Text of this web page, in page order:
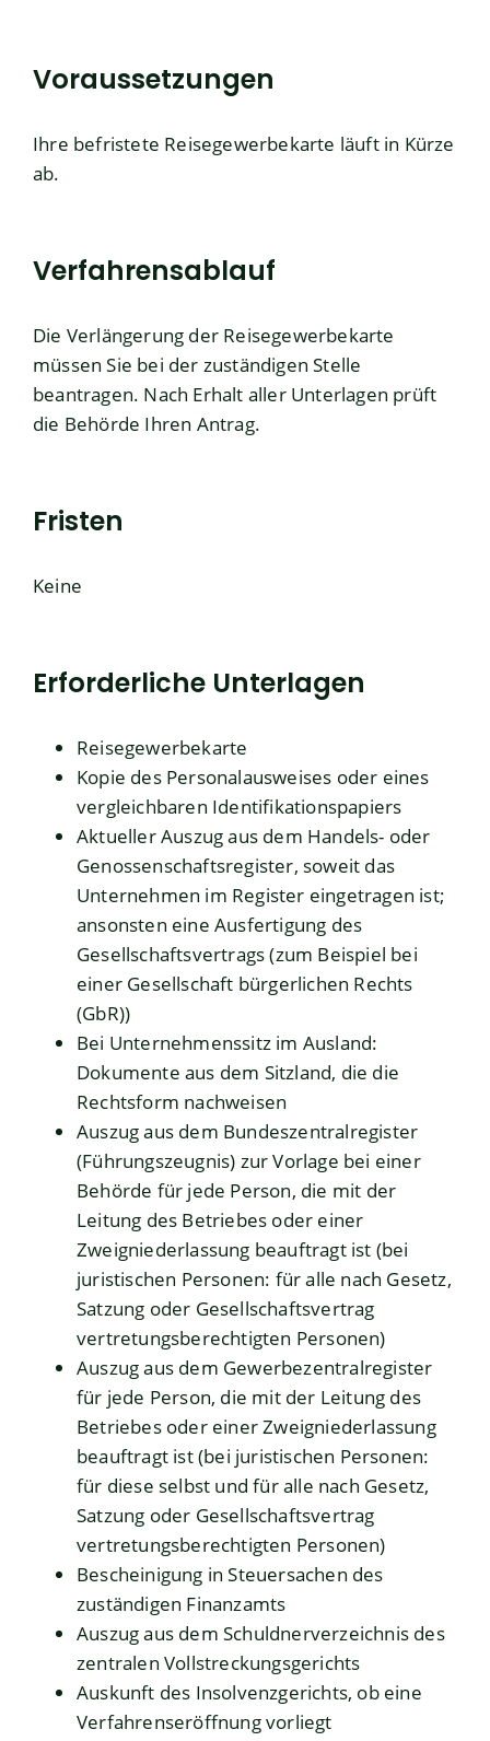
Voraussetzungen
Ihre befristete Reisegewerbekarte läuft in Kürze
ab.
Verfahrensablauf
Die Verlängerung der Reisegewerbekarte
müssen Sie bei der zuständigen Stelle
beantragen. Nach Erhalt aller Unterlagen prüft
die Behörde Ihren Antrag.
Fristen
Keine
Erforderliche Unterlagen
Reisegewerbekarte
Kopie des Personalausweises oder eines
vergleichbaren Identifikationspapiers
Aktueller Auszug aus dem Handels- oder
Genossenschaftsregister, soweit das
Unternehmen im Register eingetragen ist;
ansonsten eine Ausfertigung des
Gesellschaftsvertrags (zum Beispiel bei
einer Gesellschaft bürgerlichen Rechts
(GbR))
Bei Unternehmenssitz im Ausland:
Dokumente aus dem Sitzland, die die
Rechtsform nachweisen
Auszug aus dem Bundeszentralregister
(Führungszeugnis) zur Vorlage bei einer
Behörde für jede Person, die mit der
Leitung des Betriebes oder einer
Zweigniederlassung beauftragt ist (bei
juristischen Personen: für alle nach Gesetz,
Satzung oder Gesellschaftsvertrag
vertretungsberechtigten Personen)
Auszug aus dem Gewerbezentralregister
für jede Person, die mit der Leitung des
Betriebes oder einer Zweigniederlassung
beauftragt ist (bei juristischen Personen:
für diese selbst und für alle nach Gesetz,
Satzung oder Gesellschaftsvertrag
vertretungsberechtigten Personen)
Bescheinigung in Steuersachen des
zuständigen Finanzamts
Auszug aus dem Schuldnerverzeichnis des
zentralen Vollstreckungsgerichts
Auskunft des Insolvenzgerichts, ob eine
Verfahrenseröffnung vorliegt